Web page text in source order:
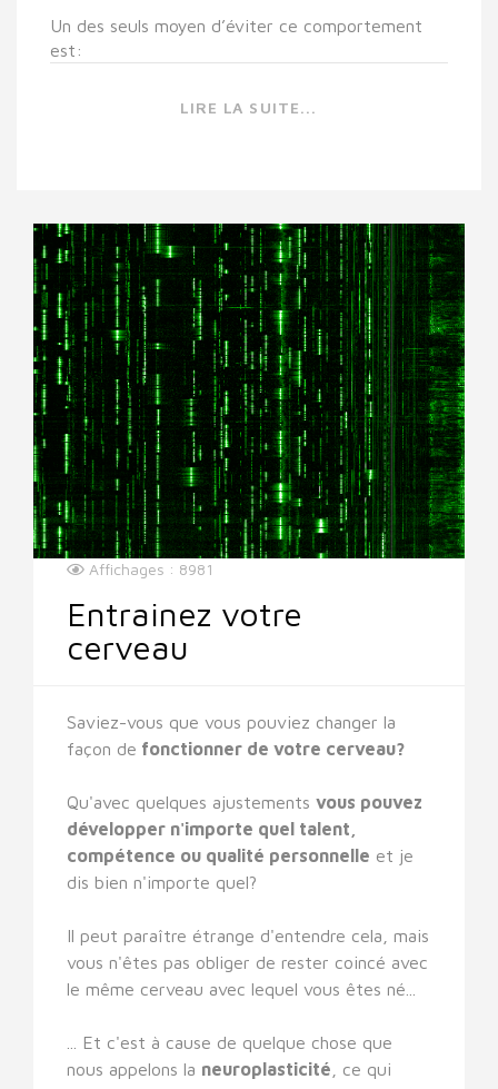
Un des seuls moyen d’éviter ce comportement
est:
LIRE LA SUITE...
Affichages : 8981
Entrainez votre
cerveau
Saviez-vous que vous pouviez changer la
façon de fonctionner de votre cerveau?
Qu'avec quelques ajustements vous pouvez
développer n'importe quel talent,
compétence ou qualité personnelle et je
dis bien n'importe quel?
Il peut paraître étrange d'entendre cela, mais
vous n'êtes pas obliger de rester coincé avec
le même cerveau avec lequel vous êtes né...
... Et c'est à cause de quelque chose que
nous appelons la neuroplasticité , ce qui